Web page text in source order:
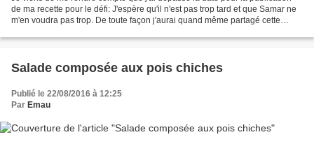
de ma recette pour le défi: J'espère qu'il n'est pas trop tard et que Samar ne
m'en voudra pas trop. De toute façon j'aurai quand même partagé cette
Salade composée aux pois chiches
Publié le 22/08/2016 à 12:25
Par Emau